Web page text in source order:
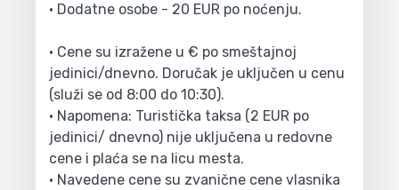
• Dodatne osobe - 20 EUR po noćenju.
• Cene su izražene u € po smeštajnoj
jedinici/dnevno. Doručak je uključen u cenu
(služi se od 8:00 do 10:30).
• Napomena: Turistička taksa (2 EUR po
jedinici/ dnevno) nije uključena u redovne
cene i plaća se na licu mesta.
• Navedene cene su zvanične cene vlasnika